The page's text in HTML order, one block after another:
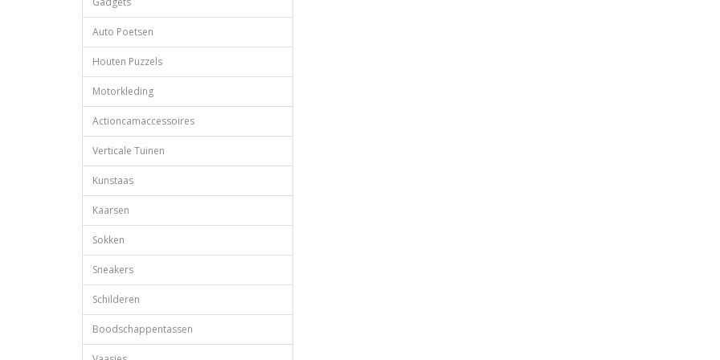
Auto Poetsen
Houten Puzzels
Motorkleding
Actioncamaccessoires
Verticale Tuinen
Kunstaas
Kaarsen
Sokken
Sneakers
Schilderen
Boodschappentassen